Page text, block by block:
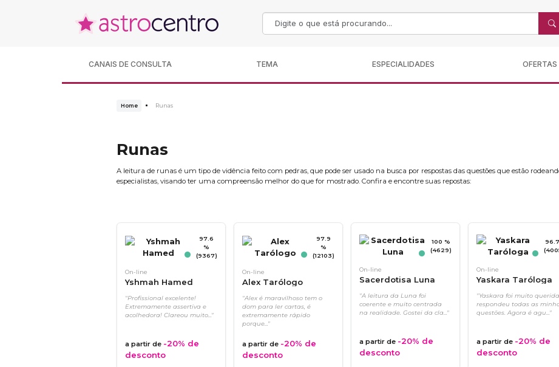
CANAIS DE CONSULTA TEMA ESPECIALIDADES OFERTAS
Home Runas
Runas
A leitura de runas é um tipo de vidência feito com pedras, que pode ser usado na busca por respostas das questões que estão
especialistas, visando ter uma compreensão melhor do que for mostrado. Confira e encontre suas repostas:
97.6
%
(9367)
On-line
Yshmah Hamed
"Profissional excelente!
Extremamente assertiva e
acolhedora! Clareou muito..."
a partir de -20% de
desconto
97.9
%
(12103)
On-line
Alex Tarólogo
"Alex é maravilhoso tem o
dom para ler cartas, é
extremamente rápido
porque..."
a partir de -20% de
desconto
100 %
(4629)
On-line
Sacerdotisa Luna
"A leitura da Luna foi
coerente e muito centrada
na realidade. Gostei da cla..."
a partir de -20% de
desconto
On-line
Yaskara Taróloga
"Yaskara foi muito
respondeu todas as
questões. Agora é agu..."
a partir de -20% de
desconto